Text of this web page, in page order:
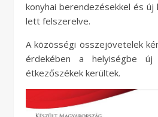
konyhai berendezésekkel és új
lett felszerelve.
A közösségi összejövetelek
érdekében a helyiségbe új
étkezőszékek kerültek.